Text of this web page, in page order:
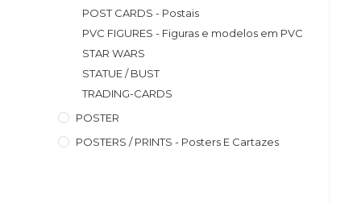
POST CARDS - Postais
PVC FIGURES - Figuras e modelos em PVC
STAR WARS
STATUE / BUST
TRADING-CARDS
POSTER
POSTERS / PRINTS - Posters E Cartazes